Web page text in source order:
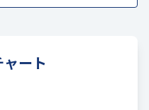
ート